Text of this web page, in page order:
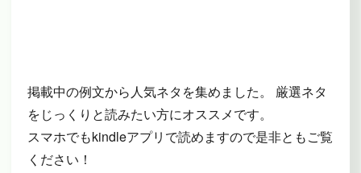
掲載中の例文から人気ネタを集めました。 厳選ネタ
をじっくりと読みたい方にオススメです。
スマホでもkindleアプリで読めますので是非ともご覧
ください！